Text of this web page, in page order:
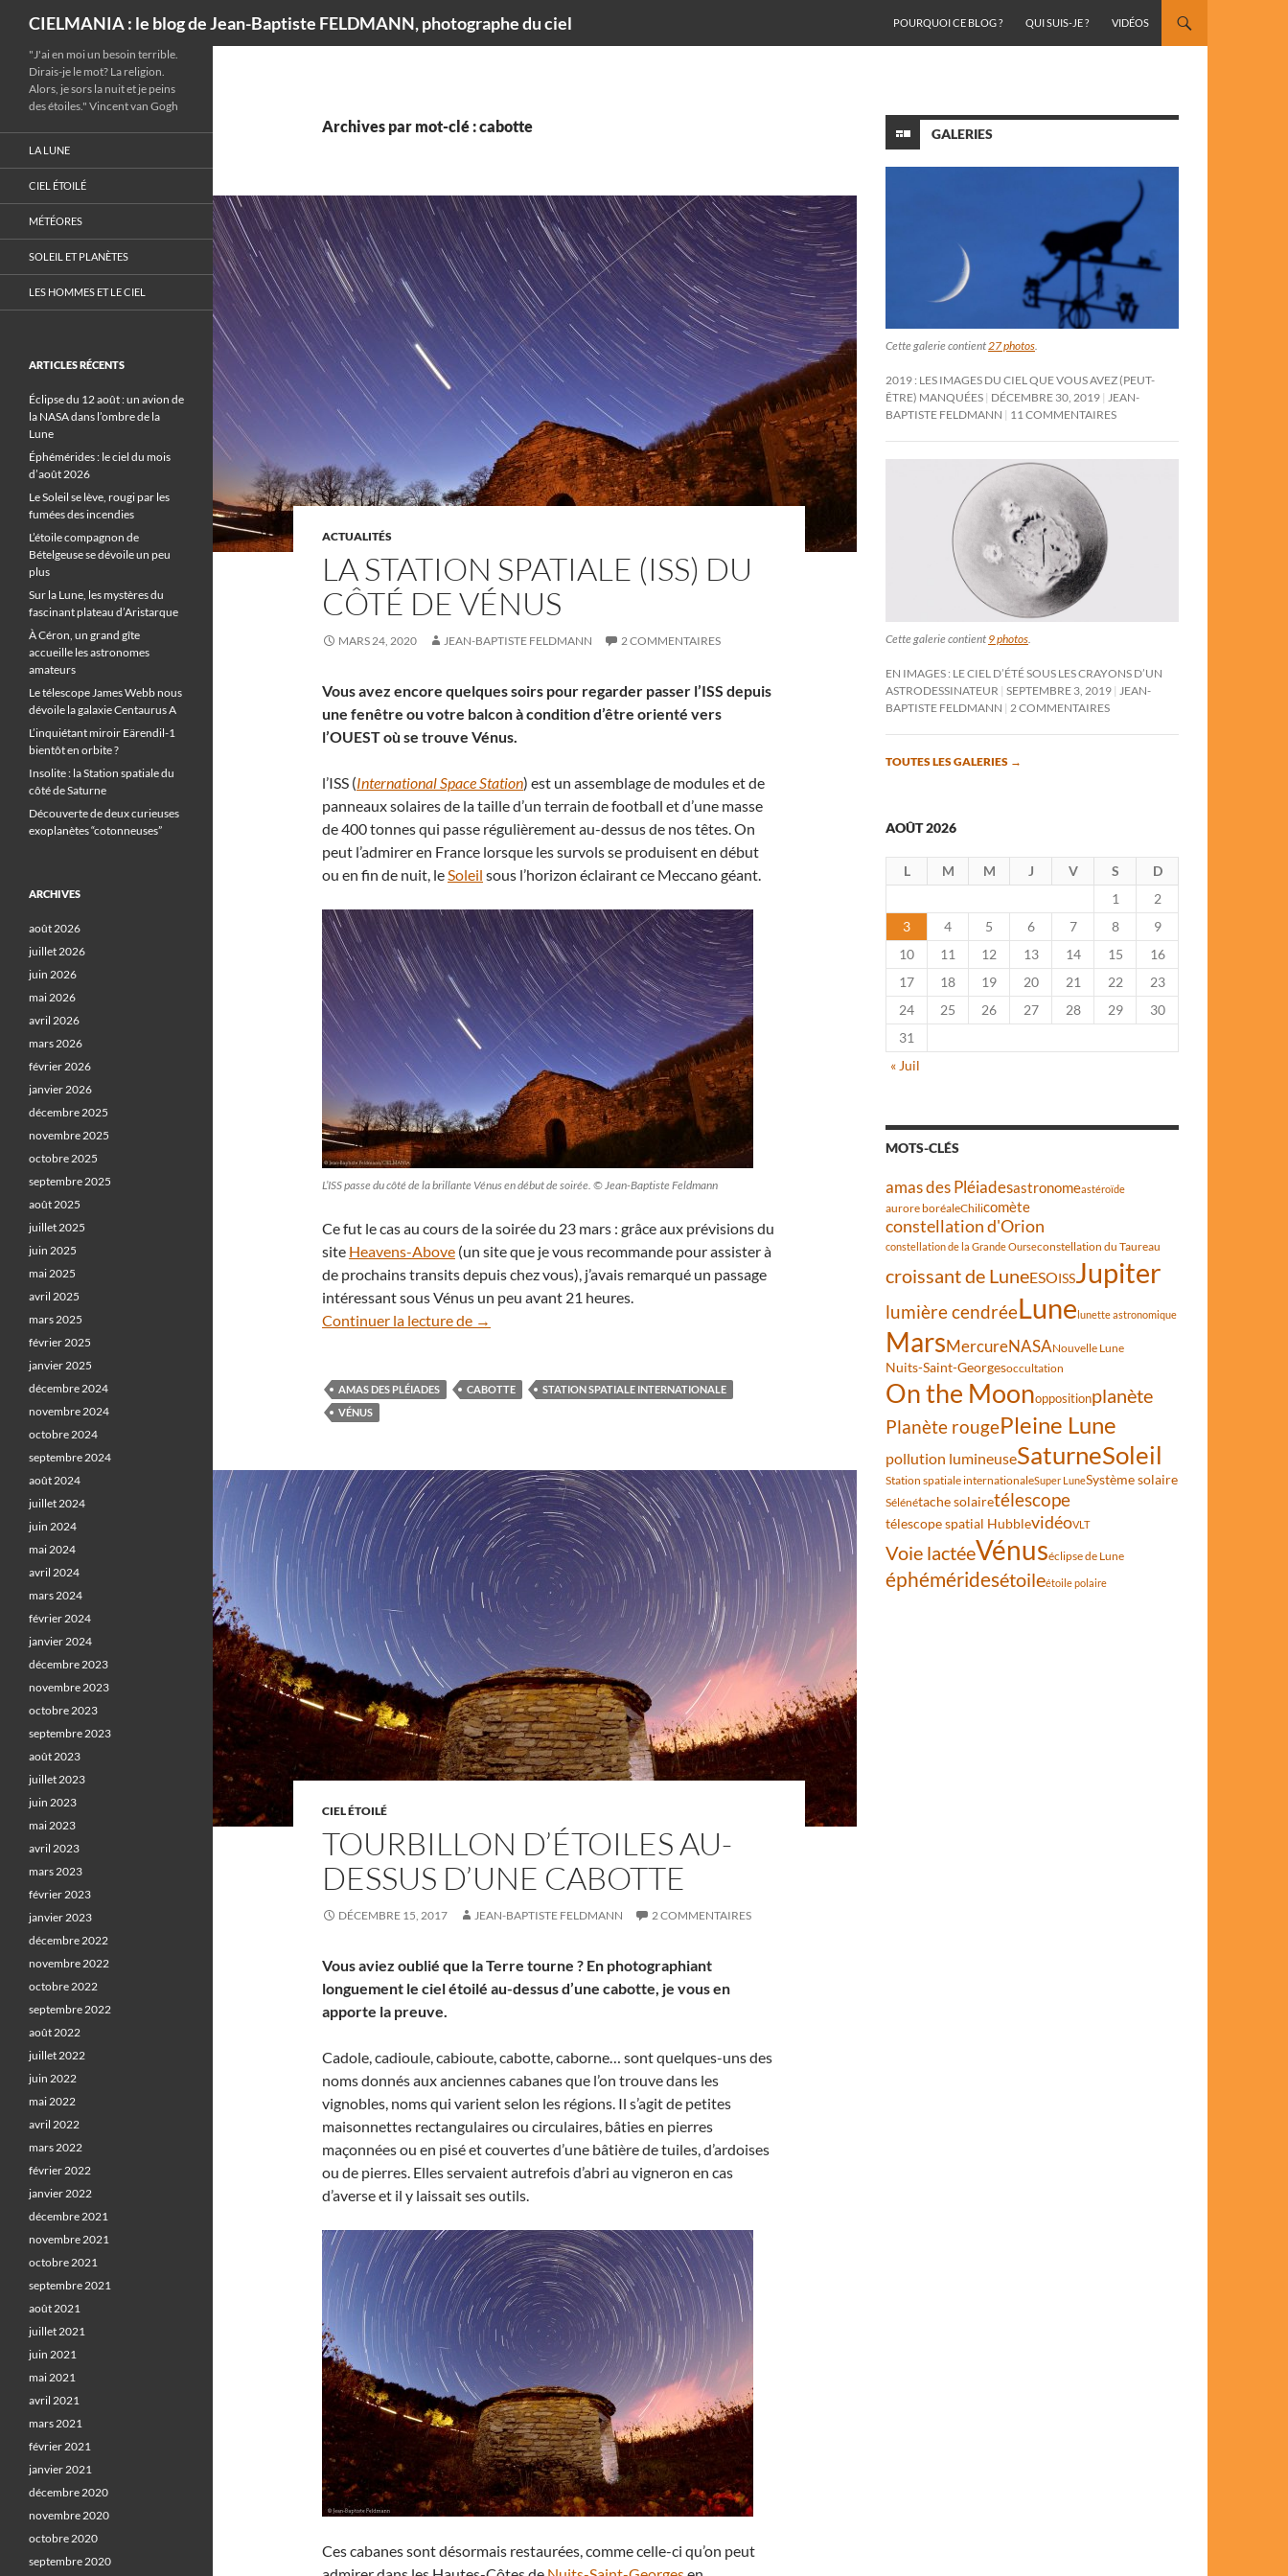
CIELMANIA : le blog de Jean-Baptiste FELDMANN, photographe du ciel
POURQUOI CE BLOG ?
QUI SUIS-JE ? VIDÉOS
Archives par mot-clé : cabotte
ACTUALITÉS
LA STATION SPATIALE (ISS) DU
CÔTÉ DE VÉNUS
MARS 24, 2020 JEAN-BAPTISTE FELDMANN 2 COMMENTAIRES
Vous avez encore quelques soirs pour regarder passer l’ISS depuis
une fenêtre ou votre balcon à condition d’être orienté vers
l’OUEST où se trouve Vénus.
l’ISS (International Space Station) est un assemblage de modules et de
panneaux solaires de la taille d’un terrain de football et d’une masse
de 400 tonnes qui passe régulièrement au-dessus de nos têtes. On
peut l’admirer en France lorsque les survols se produisent en début
ou en fin de nuit, leSoleil sous l’horizon éclairant ce Meccano géant.
L’ISS passe du côté de la brillante Vénus en début de soirée. © Jean-Baptiste Feldmann
Ce fut le cas au cours de la soirée du 23 mars : grâce aux prévisions du
site Heavens-Above (un site que je vous recommande pour assister à
de prochains transits depuis chez vous), j’avais remarqué un passage
intéressant sous Vénus un peu avant 21 heures.
Continuer la lecture de La station spatiale (ISS) du côté de Vénus
→
AMAS DES PLÉIADES CABOTTE
STATION SPATIALE INTERNATIONALE
VÉNUS
CIEL ÉTOILÉ
TOURBILLON D’ÉTOILES AU-
DESSUS D’UNE CABOTTE
DÉCEMBRE 15, 2017 JEAN-BAPTISTE FELDMANN 2 COMMENTAIRES
Vous aviez oublié que la Terre tourne ? En photographiant
longuement le ciel étoilé au-dessus d’une cabotte, je vous en
apporte la preuve.
Cadole, cadioule, cabioute, cabotte, caborne… sont quelques-uns des
noms donnés aux anciennes cabanes que l’on trouve dans les
vignobles, noms qui varient selon les régions. Il s’agit de petites
maisonnettes rectangulaires ou circulaires, bâties en pierres
maçonnées ou en pisé et couvertes d’une bâtière de tuiles, d’ardoises
ou de pierres. Elles servaient autrefois d’abri au vigneron en cas
d’averse et il y laissait ses outils.
Ces cabanes sont désormais restaurées, comme celle-ci qu’on peut
GALERIES
Cette galerie contient27 photos.
2019 : LES IMAGES DU CIEL QUE VOUS AVEZ (PEUT-
ÊTRE) MANQUÉES DÉCEMBRE 30, 2019 JEAN-
BAPTISTE FELDMANN
11 COMMENTAIRES
Cette galerie contient 9 photos
EN IMAGES : LE CIEL D’ÉTÉ SOUS LES CRAYONS D’UN
ASTRODESSINATEUR SEPTEMBRE 3, 2019
JEAN-
BAPTISTE FELDMANN
2 COMMENTAIRES
TOUTES LES GALERIES →
AOÛT 2026
L M M J V S
D
1
2
3
4 5 6 7 8
9
10
11 12 13 14 15
16
17
18 19 20 21 22
23
24
25 26 27 28 29
30
31
« Juil
MOTS-CLÉS
amas des Pléiadesastronomeastéroïde
aurore boréaleChilicomète
constellation d'Orion
constellation de la Grande Ourseconstellation du Taureau
croissant de LuneESOISSJupiter
lumière cendréeLunelunette astronomique
MarsMercureNASANouvelle Lune
Nuits-Saint-Georgesoccultation
On the Moonoppositionplanète
Planète rougePleine Lune
pollution lumineuseSaturneSoleil
Station spatiale internationaleSuper LuneSystème solaire
Sélénétache solairetélescope
télescope spatial HubblevidéoVLT
Voie lactéeVénuséclipse de Lune
éphéméridesétoileétoile polaire
"J'ai en moi un besoin terrible.
Dirais-je le mot? La religion.
Alors, je sors la nuit et je peins
des étoiles." Vincent van Gogh
LA LUNE
CIEL ÉTOILÉ
MÉTÉORES
SOLEIL ET PLANÈTES
LES HOMMES ET LE CIEL
ARTICLES RÉCENTS
Éclipse du 12 août : un avion de
la NASA dans l’ombre de la
Lune
Éphémérides : le ciel du mois
d’août 2026
Le Soleil se lève, rougi par les
fumées des incendies
L’étoile compagnon de
Bételgeuse se dévoile un peu
plus
Sur la Lune, les mystères du
fascinant plateau d’Aristarque
À Céron, un grand gîte
accueille les astronomes
amateurs
Le télescope James Webb nous
dévoile la galaxie Centaurus A
L’inquiétant miroir Eärendil-1
bientôt en orbite ?
Insolite : la Station spatiale du
côté de Saturne
Découverte de deux curieuses
exoplanètes “cotonneuses”
ARCHIVES
août 2026
juillet 2026
juin 2026
mai 2026
avril 2026
mars 2026
février 2026
janvier 2026
décembre 2025
novembre 2025
octobre 2025
septembre 2025
août 2025
juillet 2025
juin 2025
mai 2025
avril 2025
mars 2025
février 2025
janvier 2025
décembre 2024
novembre 2024
octobre 2024
septembre 2024
août 2024
juillet 2024
juin 2024
mai 2024
avril 2024
mars 2024
février 2024
janvier 2024
décembre 2023
novembre 2023
octobre 2023
septembre 2023
août 2023
juillet 2023
juin 2023
mai 2023
avril 2023
mars 2023
février 2023
janvier 2023
décembre 2022
novembre 2022
octobre 2022
septembre 2022
août 2022
juillet 2022
juin 2022
mai 2022
avril 2022
mars 2022
février 2022
janvier 2022
décembre 2021
novembre 2021
octobre 2021
septembre 2021
août 2021
juillet 2021
juin 2021
mai 2021
avril 2021
mars 2021
février 2021
janvier 2021
décembre 2020
novembre 2020
octobre 2020
septembre 2020